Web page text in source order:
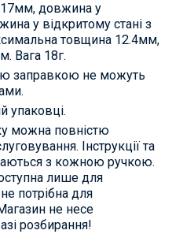
довжина у
у відкритому стані з
товщина 12.4мм,
Вага 18г.
заправкою не можуть
упаковці.
можна повністю
Інструкції та
з кожною ручкою.
лише для
потрібна для
не несе
розбирання!